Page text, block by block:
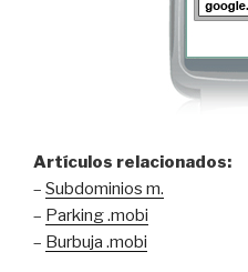
Artículos relacionados:
– Subdominios m.
– Parking .mobi
– Burbuja .mobi